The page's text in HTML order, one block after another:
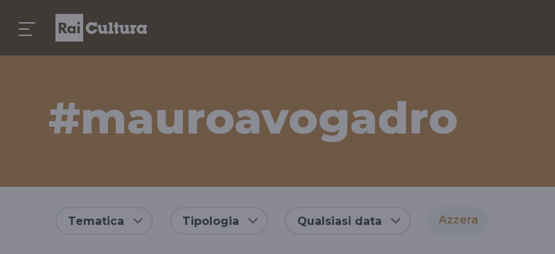
#mauroavogadro
Tematica Tipologia Qualsiasi data Azzera